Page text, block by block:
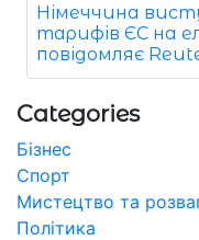
Німеччина
тарифів ЄС на
повідомляє
Categories
Бізнес
Спорт
Мистецтво та
Політика